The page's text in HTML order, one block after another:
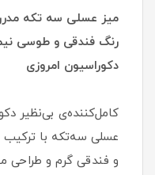
میز عسلی سه تکه
رنگ فندقی و طوسی
دکوراسیون امروزی
کامل‌کننده‌ی بی‌نظیر
عسلی سه‌تکه با
و فندقی گرم و طراحی